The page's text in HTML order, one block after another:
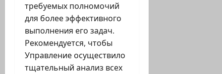
требуемых полномочий
для более эффективного
выполнения его задач.
Рекомендуется, чтобы
Управление осуществило
тщательный анализ всех